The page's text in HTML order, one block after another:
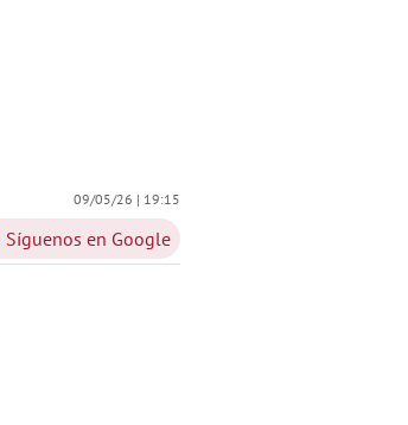
09/05/26 | 19:15
Síguenos en Google